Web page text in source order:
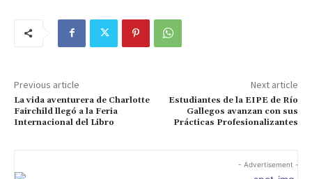
Previous article
La vida aventurera de Charlotte
Fairchild llegó a la Feria
Internacional del Libro
Next article
Estudiantes de la EIPE de Río
Gallegos avanzan con sus
Prácticas Profesionalizantes
- Advertisement -